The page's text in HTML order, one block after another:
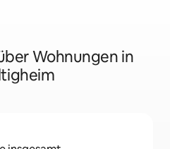
Wohnungen in